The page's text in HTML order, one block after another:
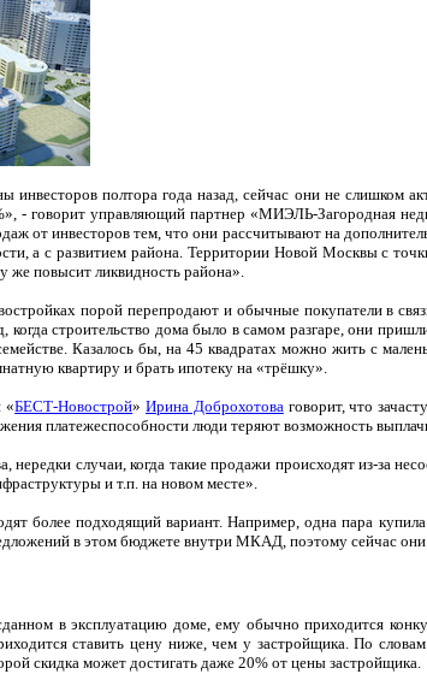
полтора года назад, сейчас они не слишком
- говорит управляющий партнер «МИЭЛЬ-Загородная
от инвесторов тем, что они рассчитывают на
а с развитием района. Территории Новой Москвы с
же повысит ликвидность района».
порой перепродают и обычные покупатели в
когда строительство дома было в самом разгаре, они
Казалось бы, на 45 квадратах можно жить с
квартиру и брать ипотеку на «трёшку».
«БЕСТ-Новострой» Ирина Доброхотова говорит, что
платежеспособности люди теряют возможность
случаи, когда такие продажи происходят из-за
и т.п. на новом месте».
более подходящий вариант. Например, одна пара
в этом бюджете внутри МКАД, поэтому сейчас
в эксплуатацию доме, ему обычно приходится
ставить цену ниже, чем у застройщика. По словам
скидка может достигать даже 20% от цены застройщика.